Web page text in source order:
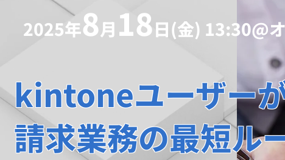
2025年8月 18日(金) 13:30@
kintoneユーザー
請求業務の最短ル